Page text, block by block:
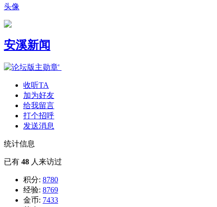
头像
安溪新闻
收听TA
加为好友
给我留言
打个招呼
发送消息
统计信息
已有 48 人来访过
积分: 8780
经验: 8769
金币: 7433